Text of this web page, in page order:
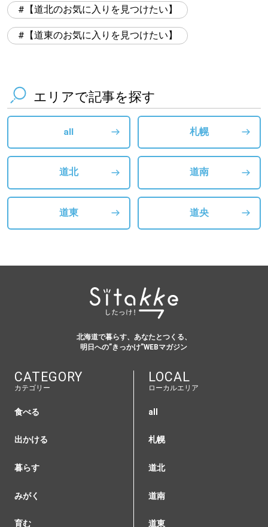
【道北のお気に入りを見つけたい】
【道東のお気に入りを見つけたい】
エリアで記事を探す
all 札幌
道北 道南
道東 道央
北海道で暮らす、あなたとつくる、
明日への”きっかけ”WEBマガジン
CATEGORY
カテゴリー
食べる
出かける
暮らす
みがく
育む
LOCAL
ローカルエリア
all
札幌
道北
道南
道東